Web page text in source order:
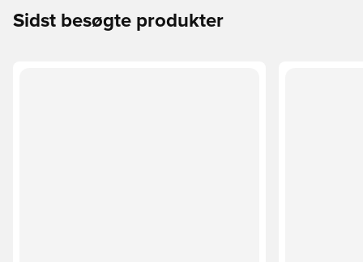
Sidst besøgte produkter